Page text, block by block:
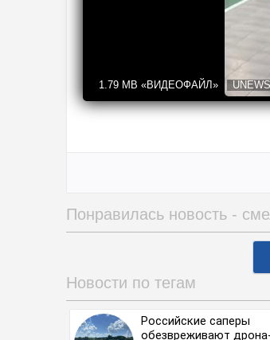
1.79 MB «ВИДЕОФАЙЛ» UNEWS
Понравилась новость -
Новости по тегам
Российские саперы
обезвреживают